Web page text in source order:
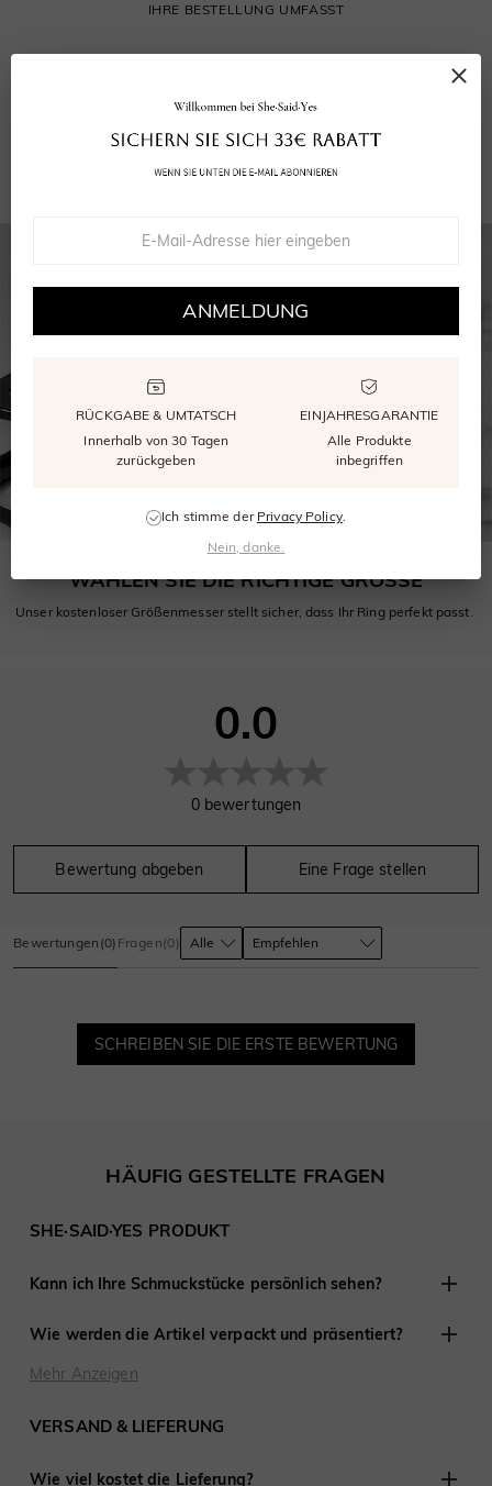
IHRE BESTELLUNG UMFASST
WÄHLEN SIE DIE RICHTIGE GRÖSSE
Unser kostenloser Größenmesser stellt sicher, dass Ihr Ring perfekt passt.
0.0
0 bewertungen
Bewertung abgeben Eine Frage stellen
Bewertungen (0) Fragen(0)
SCHREIBEN SIE DIE ERSTE BEWERTUNG
HÄUFIG GESTELLTE FRAGEN
SHE·SAID·YES PRODUKT
Kann ich Ihre Schmuckstücke persönlich sehen?
Obwohl wir keine Einzelhandelsgeschäfte anderswo haben,
sind wir erfahren darin, mit Kunden aus der Ferne zu
arbeiten und haben an Tausenden von Verlobungen und
Hochzeiten auf der ganzen Welt teilgenommen.
Wie werden die Artikel verpackt und präsentiert?
Bei SHE·SAID·YES ist die Präsentation entscheidend, daher
Schmuck von uns kaufen. Jede Bestellung wird fertig zum
Mehr Anzeigen
VERSAND & LIEFERUNG
Wie viel kostet die Lieferung?
ANMELDUNG
RÜCKGABE & UMTATSCH
Innerhalb von 30 Tagen
zurückgeben
EINJAHRESGARANTIE
Alle Produkte
inbegriffen
Ich stimme der Privacy Policy.
Nein, danke.